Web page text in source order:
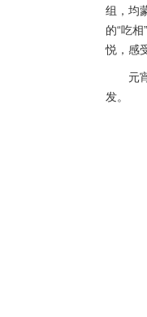
组，均
的“吃
悦，感
元
发。